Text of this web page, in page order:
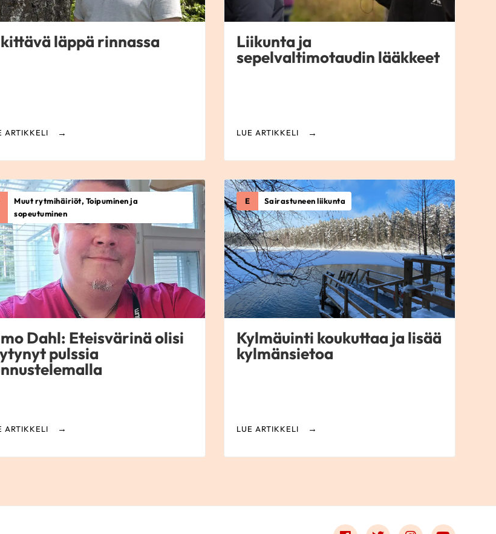
läppä rinnassa
ARTIKKELI
Liikunta ja
sepelvaltimotaudin lääkkeet
LUE ARTIKKELI
Muut rytmihäiriöt, Toipuminen ja
sopeutuminen
Dahl: Eteisvärinä olisi
pulssia
ARTIKKELI
E Sairastuneen liikunta
Kylmäuinti koukuttaa ja lisää
kylmänsietoa
LUE ARTIKKELI